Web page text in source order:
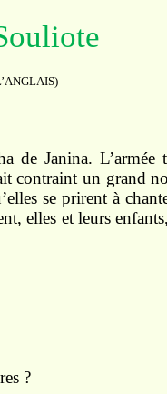
de Janina.
contraint un grand
se prirent à
elles et leurs
?